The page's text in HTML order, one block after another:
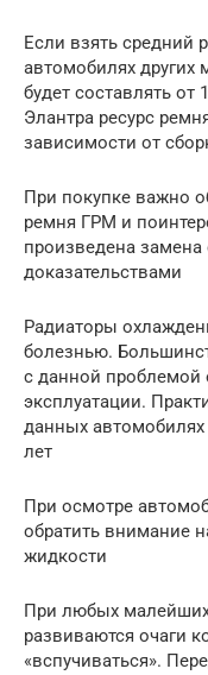
Если взять средний
автомобилях других
будет составлять
Элантра ресурс
зависимости от
При покупке важно
ремня ГРМ и
произведена
доказательствами
Радиаторы
болезнью.
с данной проблемой
эксплуатации.
данных
лет
При осмотре
обратить внимание
жидкости
При любых
развиваются очаги
«вспучиваться».